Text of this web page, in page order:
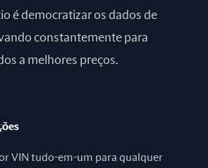
é democratizar os dados de
constantemente para
a melhores preços.
VIN tudo-em-um para qualquer